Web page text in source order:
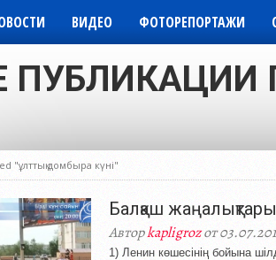
ВИДЕО ФОТОРЕПОРТАЖИ
ПУБЛИКАЦИИ
"ұлттық домбыра күні"
Балқаш
Авторkapligrozот
1) Ленин көшесінің бойына